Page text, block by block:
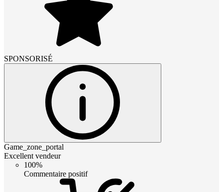
SPONSORISÉ
Game_zone_portal
Excellent vendeur
100%
Commentaire positif